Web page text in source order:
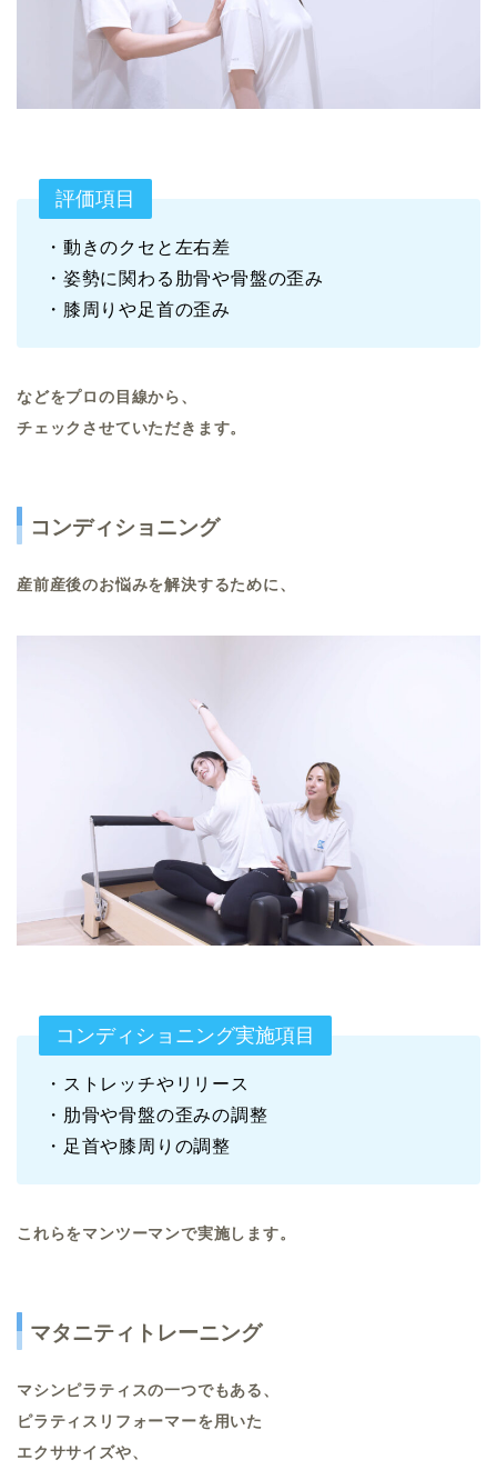
評価項目
・動きのクセと左右差
・姿勢に関わる肋骨や骨盤の歪み
・膝周りや足首の歪み
などをプロの目線から、
チェックさせていただきます。
コンディショニング
産前産後のお悩みを解決するために、
コンディショニング実施項目
・ストレッチやリリース
・肋骨や骨盤の歪みの調整
・足首や膝周りの調整
これらをマンツーマンで実施します。
マタニティトレーニング
マシンピラティスの一つでもある、
ピラティスリフォーマーを用いた
エクササイズや、